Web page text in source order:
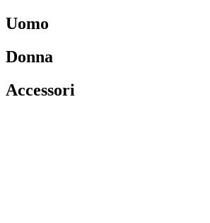
Uomo
Donna
Accessori